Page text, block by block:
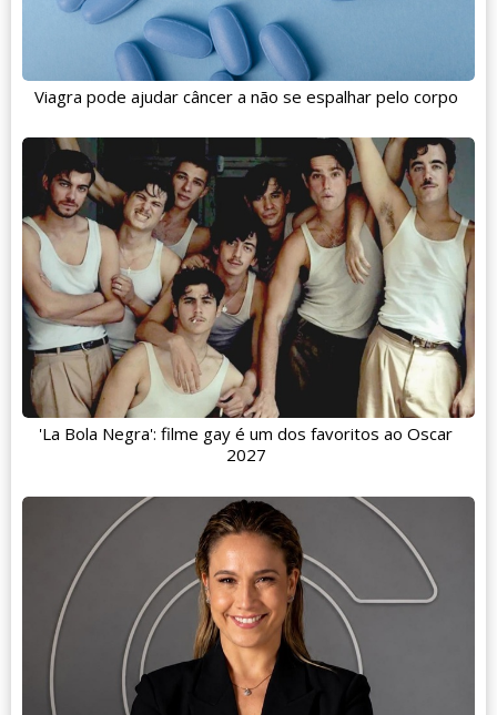
Viagra pode ajudar câncer a não se espalhar pelo corpo
'La Bola Negra': filme gay é um dos favoritos ao Oscar
2027